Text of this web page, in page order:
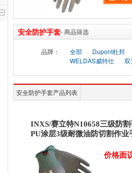
安全防护手套- 商品筛选
品牌： 全部
Dupont杜邦
WELDAS威特仕
双
安全防护手套产品列表
INXS/赛立特N10658三级防
PU涂层3级耐微油防切割作业
价格面